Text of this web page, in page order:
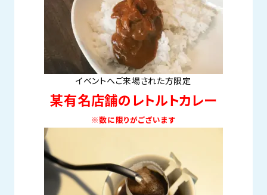
イベントへご来場された方限定
某有名店舗のレトルトカレー
※数に限りがございます